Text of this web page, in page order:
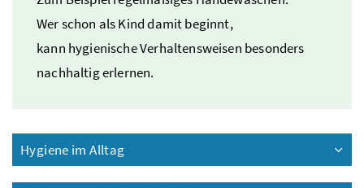
Wer schon als Kind damit beginnt,
kann hygienische Verhaltensweisen besonders
nachhaltig erlernen.
Hygiene im Alltag